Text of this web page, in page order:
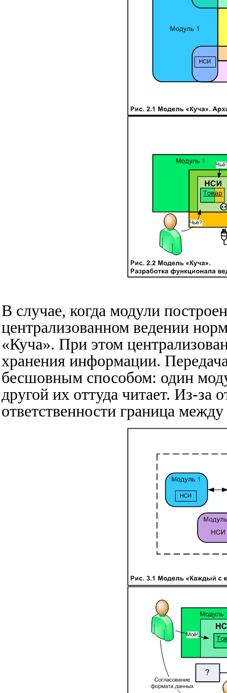
В случае, когда модули
централизованном ведении
«Куча». При этом
хранения информации.
бесшовным способом: один
другой их оттуда читает. Из-за
ответственности граница